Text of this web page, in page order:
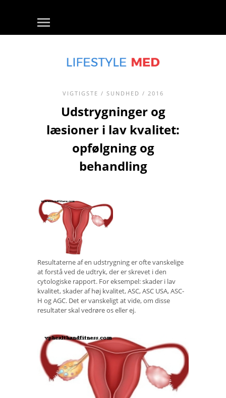
VIGTIGSTE / SUNDHED / 2016
Udstrygninger og
læsioner i lav kvalitet:
opfølgning og
behandling
Resultaterne af en udstrygning er ofte vanskelige
at forstå ved de udtryk, der er skrevet i den
cytologiske rapport. For eksempel: skader i lav
kvalitet, skader af høj kvalitet, ASC, ASC USA, ASC-
H og AGC. Det er vanskeligt at vide, om disse
resultater skal vedrøre os eller ej.